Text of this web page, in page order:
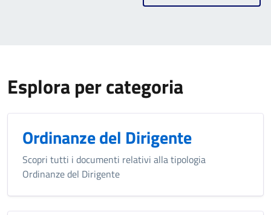
Esplora per categoria
Ordinanze del Dirigente
Scopri tutti i documenti relativi alla tipologia
Ordinanze del Dirigente